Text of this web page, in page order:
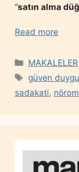
“satın alma
Read more
Categories
MAKALELER
Tags
güven
sadakati,